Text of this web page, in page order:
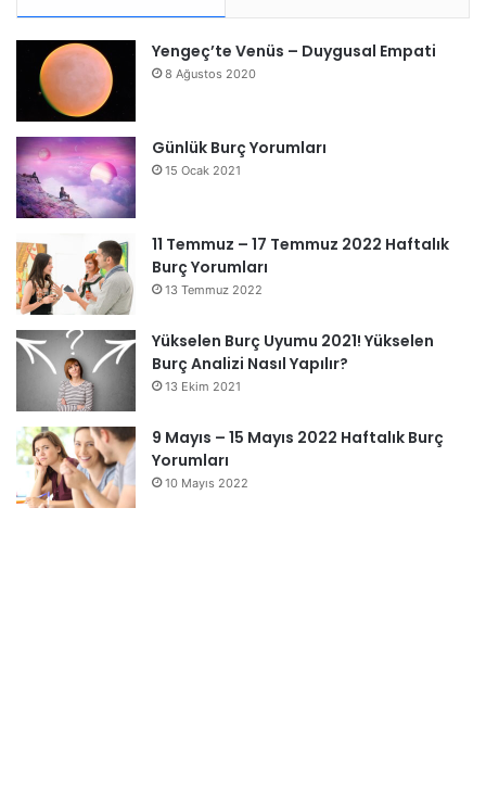
Yengeç’te Venüs – Duygusal Empati
8 Ağustos 2020
Günlük Burç Yorumları
15 Ocak 2021
11 Temmuz – 17 Temmuz 2022 Haftalık
Burç Yorumları
13 Temmuz 2022
Yükselen Burç Uyumu 2021! Yükselen
Burç Analizi Nasıl Yapılır?
13 Ekim 2021
9 Mayıs – 15 Mayıs 2022 Haftalık Burç
Yorumları
10 Mayıs 2022